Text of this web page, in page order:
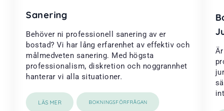
Sanering
Behöver ni professionell sanering av er
bostad? Vi har lång erfarenhet av effektiv och
målmedveten sanering. Med högsta
professionalism, diskretion och noggrannhet
hanterar vi alla situationer.
LÄS MER BOKNINGSFÖRFRÅGAN